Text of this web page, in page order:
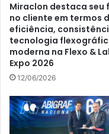
Miraclon destaca seu
no cliente em termos
eficiência,
tecnologia
moderna na Flexo &
Expo 2026
12/06/2026